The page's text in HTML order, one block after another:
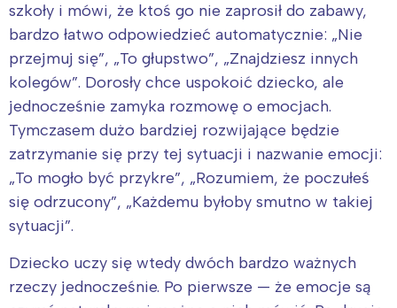
szkoły i mówi, że ktoś go nie zaprosił do zabawy,
bardzo łatwo odpowiedzieć automatycznie: „Nie
przejmuj się”, „To głupstwo”, „Znajdziesz innych
kolegów”. Dorosły chce uspokoić dziecko, ale
jednocześnie zamyka rozmowę o emocjach.
Tymczasem dużo bardziej rozwijające będzie
zatrzymanie się przy tej sytuacji i nazwanie emocji:
„To mogło być przykre”, „Rozumiem, że poczułeś
się odrzucony”, „Każdemu byłoby smutno w takiej
sytuacji”.
Dziecko uczy się wtedy dwóch bardzo ważnych
rzeczy jednocześnie. Po pierwsze — że emocje są
Warszawa
Trójmiasto
Poznań
Wrocław
Śląsk
Kraków
Południe
Północ
Wszystkie
Wybieram